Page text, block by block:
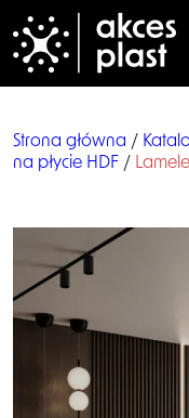
Strona główna /
na płycie HDF /